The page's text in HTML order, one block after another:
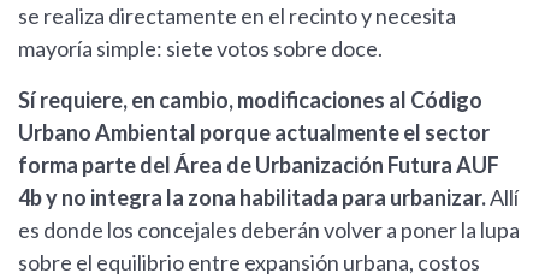
se realiza directamente en el recinto y necesita
mayoría simple: siete votos sobre doce.
Sí requiere, en cambio, modificaciones al Código
Urbano Ambiental porque actualmente el sector
forma parte del Área de Urbanización Futura AUF
4b y no integra la zona habilitada para urbanizar.Allí
es donde los concejales deberán volver a poner la lupa
sobre el equilibrio entre expansión urbana, costos